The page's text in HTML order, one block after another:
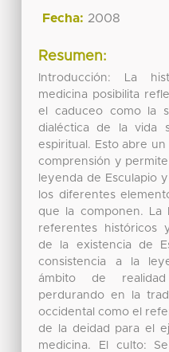
Fecha: 2008
Resumen:
Introducción: La
medicina posibilita
el caduceo como la
dialéctica de la vida
espiritual. Esto abre
comprensión y
leyenda de Esculapio
los diferentes
que la componen. La
referentes históricos
de la existencia de
consistencia a la
ámbito de
perdurando en la
occidental como el
de la deidad para el
medicina. El culto: